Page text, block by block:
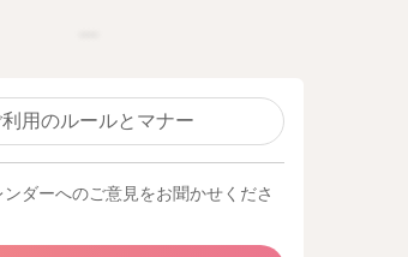
利用のルールとマナー
ダーへのご意見をお聞かせくださ